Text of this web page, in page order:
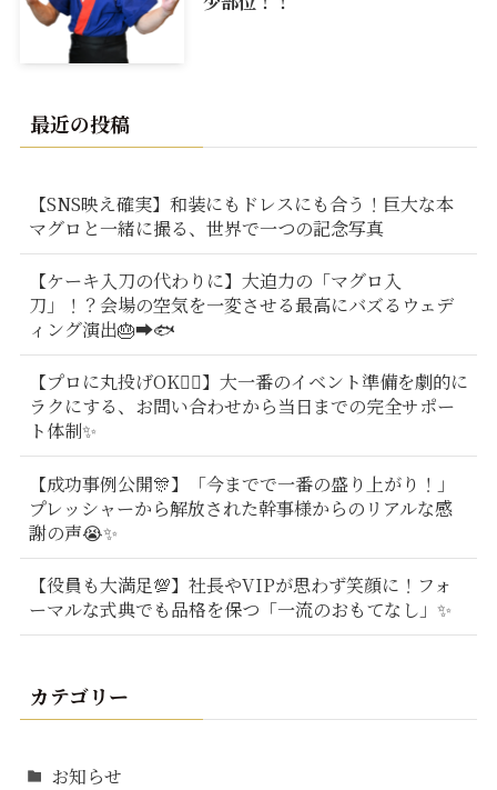
最近の投稿
【SNS映え確実】和装にもドレスにも合う！巨大な本
マグロと一緒に撮る、世界で一つの記念写真
【ケーキ入刀の代わりに】大迫力の「マグロ入
刀」！？会場の空気を一変させる最高にバズるウェデ
ィング演出🎂➡️🐟
【プロに丸投げOK🙆‍♂️】大一番のイベント準備を劇的に
ラクにする、お問い合わせから当日までの完全サポー
ト体制✨
【成功事例公開🎊】「今までで一番の盛り上がり！」
プレッシャーから解放された幹事様からのリアルな感
謝の声😭✨
【役員も大満足💯】社長やVIPが思わず笑顔に！フォ
ーマルな式典でも品格を保つ「一流のおもてなし」✨
カテゴリー
お知らせ